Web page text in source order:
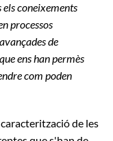
coneixements
processos
de
ens han permès
com poden
de les